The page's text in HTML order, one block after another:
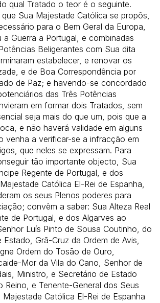
qual Tratado o teor é o seguinte.
Sua Majestade Católica se propôs,
para o Bem Geral da Europa,
a Guerra a Portugal, e combinadas
Beligerantes com Sua dita
estabelecer, e renovar os
e de Boa Correspondência por
de Paz; e havendo-se concordado
das Três Potências
em formar dois Tratados, sem
seja mais do que um, pois que a
e não haverá validade em alguns
venha a verificar-se a infracção em
que neles se expressam. Para
tão importante objecto, Sua
Regente de Portugal, e dos
Católica El-Rei de Espanha,
os seus Plenos poderes para
convêm a saber: Sua Alteza Real
de Portugal, e dos Algarves ao
Luís Pinto de Sousa Coutinho, do
Grã-Cruz da Ordem de Avis,
Ordem do Tosão de Ouro,
Mor da Vila do Cano, Senhor de
Ministro, e Secretário de Estado
Reino, e Tenente-General dos Seus
Católica El-Rei de Espanha